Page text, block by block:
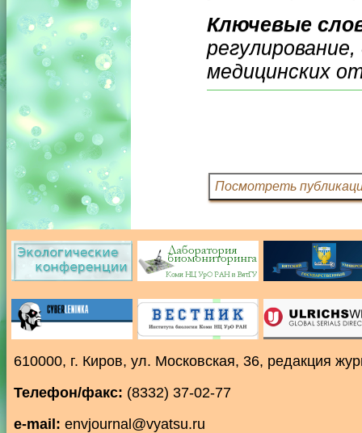
Ключевые
медицинских
610000, г. Киров, ул. Московская, 36, редакция
Телефон/факс: (8332) 37-02-77
e-mail: envjournal@vyatsu.ru